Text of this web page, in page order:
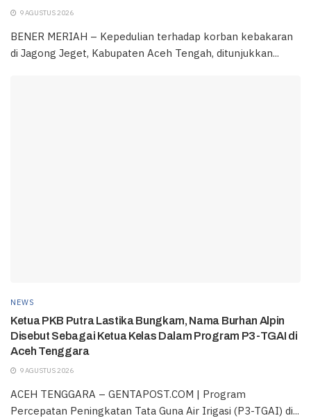
9 AGUSTUS 2026
BENER MERIAH – Kepedulian terhadap korban kebakaran
di Jagong Jeget, Kabupaten Aceh Tengah, ditunjukkan...
NEWS
Ketua PKB Putra Lastika Bungkam, Nama Burhan Alpin
Disebut Sebagai Ketua Kelas Dalam Program P3-TGAI di
Aceh Tenggara
9 AGUSTUS 2026
ACEH TENGGARA – GENTAPOST.COM | Program
Percepatan Peningkatan Tata Guna Air Irigasi (P3-TGAI) di...